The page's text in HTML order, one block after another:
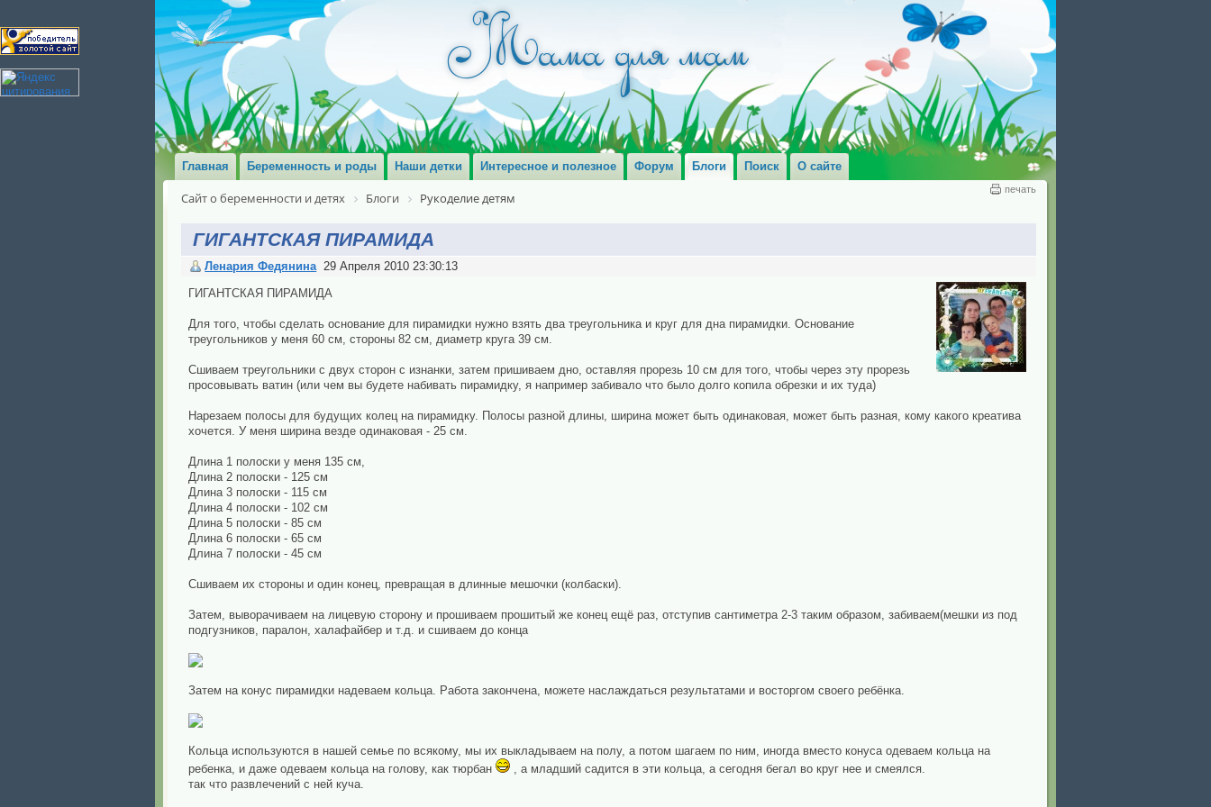
Главная Беременность и роды Наши детки Интересное и полезное Форум Блоги Поиск О сайте
печать
Сайт о беременности и детях Блоги Рукоделие детям
ГИГАНТСКАЯ ПИРАМИДА
Ленария Федянина 29 Апреля 2010 23:30:13
ГИГАНТСКАЯ ПИРАМИДА
Для того, чтобы сделать основание для пирамидки нужно взять два треугольника и круг для дна пирамидки. Основание
треугольников у меня 60 см, стороны 82 см, диаметр круга 39 см.
Сшиваем треугольники с двух сторон с изнанки, затем пришиваем дно, оставляя прорезь 10 см для того, чтобы через эту прорезь
просовывать ватин (или чем вы будете набивать пирамидку, я например забивало что было долго копила обрезки и их туда)
Нарезаем полосы для будущих колец на пирамидку. Полосы разной длины, ширина может быть одинаковая, может быть разная, кому какого креатива
хочется. У меня ширина везде одинаковая - 25 см.
Длина 1 полоски у меня 135 см,
Длина 2 полоски - 125 см
Длина 3 полоски - 115 см
Длина 4 полоски - 102 см
Длина 5 полоски - 85 см
Длина 6 полоски - 65 см
Длина 7 полоски - 45 см
Сшиваем их стороны и один конец, превращая в длинные мешочки (колбаски).
Затем, выворачиваем на лицевую сторону и прошиваем прошитый же конец ещё раз, отступив сантиметра 2-3 таким образом, забиваем(мешки из под
подгузников, паралон, халафайбер и т.д. и сшиваем до конца
Затем на конус пирамидки надеваем кольца. Работа закончена, можете наслаждаться результатами и восторгом своего ребёнка.
Кольца используются в нашей семье по всякому, мы их выкладываем на полу, а потом шагаем по ним, иногда вместо конуса одеваем кольца на
ребенка, и даже одеваем кольца на голову, как тюрбан
, а младший садится в эти кольца, а сегодня бегал во круг нее и смеялся.
так что развлечений с ней куча.